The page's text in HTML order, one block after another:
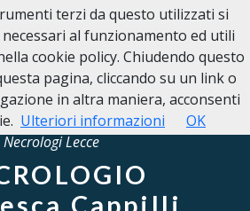
Necrologi Lecce
Cappilli
terzi da questo utilizzati si
al funzionamento ed utili
cookie policy. Chiudendo questo
pagina, cliccando su un link o
in altra maniera, acconsenti
Ulteriori informazioni OK